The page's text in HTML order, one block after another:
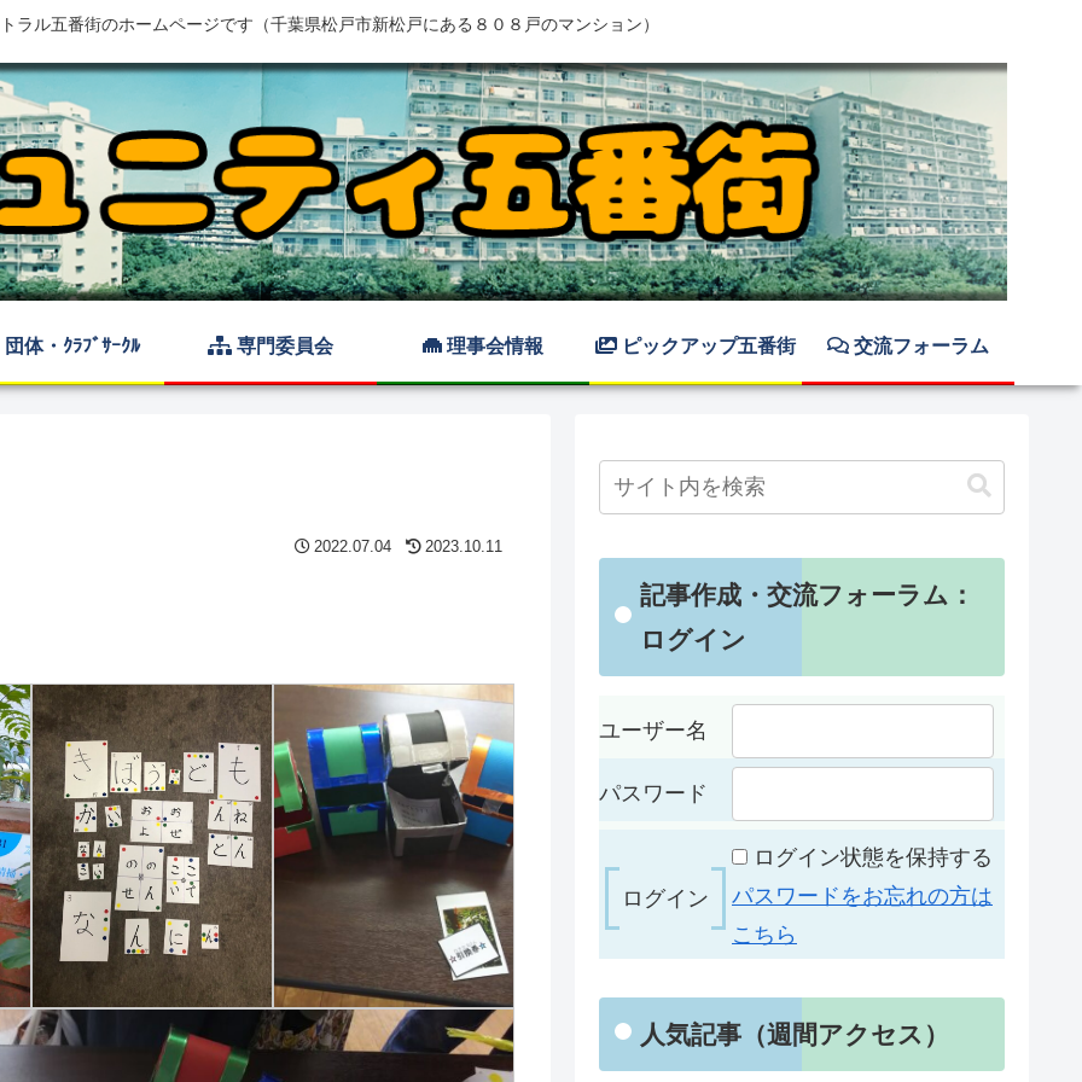
ラル五番街のホームページです（千葉県松戸市新松戸にある８０８戸のマンション）
団体・ｸﾗﾌﾞｻｰｸﾙ 専門委員会 理事会情報 ピックアップ五番街 交流フォーラム
2022.07.04 2023.10.11
記事作成・交流フォーラム：
ログイン
ユーザー名
パスワード
ログイン状態を保持する
パスワードをお忘れの方は
こちら
人気記事（週間アクセス）